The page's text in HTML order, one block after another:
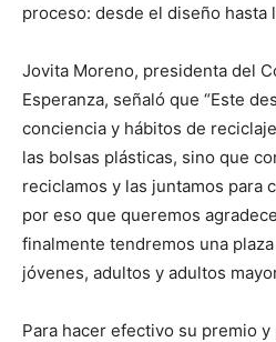
proceso: desde el diseño hasta
Jovita Moreno, presidenta del
Esperanza, señaló que “Este
conciencia y hábitos de
las bolsas plásticas, sino que
reciclamos y las juntamos para
por eso que queremos
finalmente tendremos una
jóvenes, adultos y adultos
Para hacer efectivo su premio